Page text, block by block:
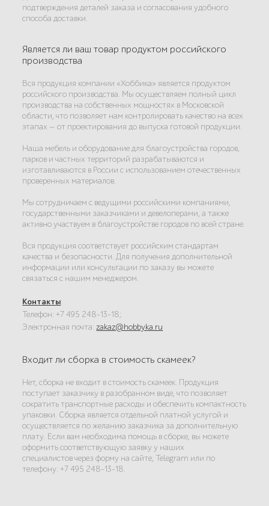
подтверждения деталей заказа и согласования удобного
способа доставки.
Является ли ваш товар продуктом российского
производства
Вся продукция компании «Хоббика» является продуктом
российского производства. Мы осуществляем полный цикл
производства на собственных мощностях в Московской
области, что позволяет нам контролировать качество на всех
этапах — от проектирования до выпуска готовой продукции.
Наша мебель и оборудование для благоустройства городов,
парков и частных территорий разрабатываются и
изготавливаются в России с использованием отечественных
проверенных материалов.
Мы сотрудничаем с ведущими российскими компаниями,
государственными заказчиками и девелоперами, а также
активно участвуем в благоустройстве городов по всей стране.
Вся продукция соответствует российским стандартам
качества и безопасности. Для получения дополнительной
информации или консультации по заказу вы можете
связаться с нашим менеджером.
Контакты:
Телефон: +7 495 248-13-18;
Электронная почта:zakaz@hobbyka.ru
Входит ли сборка в стоимость скамеек?
Нет, сборка не входит в стоимость скамеек. Продукция
поступает заказчику в разобранном виде, что позволяет
сократить транспортные расходы и обеспечить компактность
упаковки. Сборка является отдельной платной услугой и
осуществляется по желанию заказчика за дополнительную
плату. Если вам необходима помощь в сборке, вы можете
оформить соответствующую заявку у наших
специалистов через форму на сайте, Telegram или по
телефону: +7 495 248-13-18.